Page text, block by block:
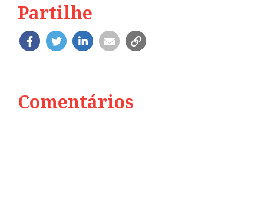
Partilhe
Comentários